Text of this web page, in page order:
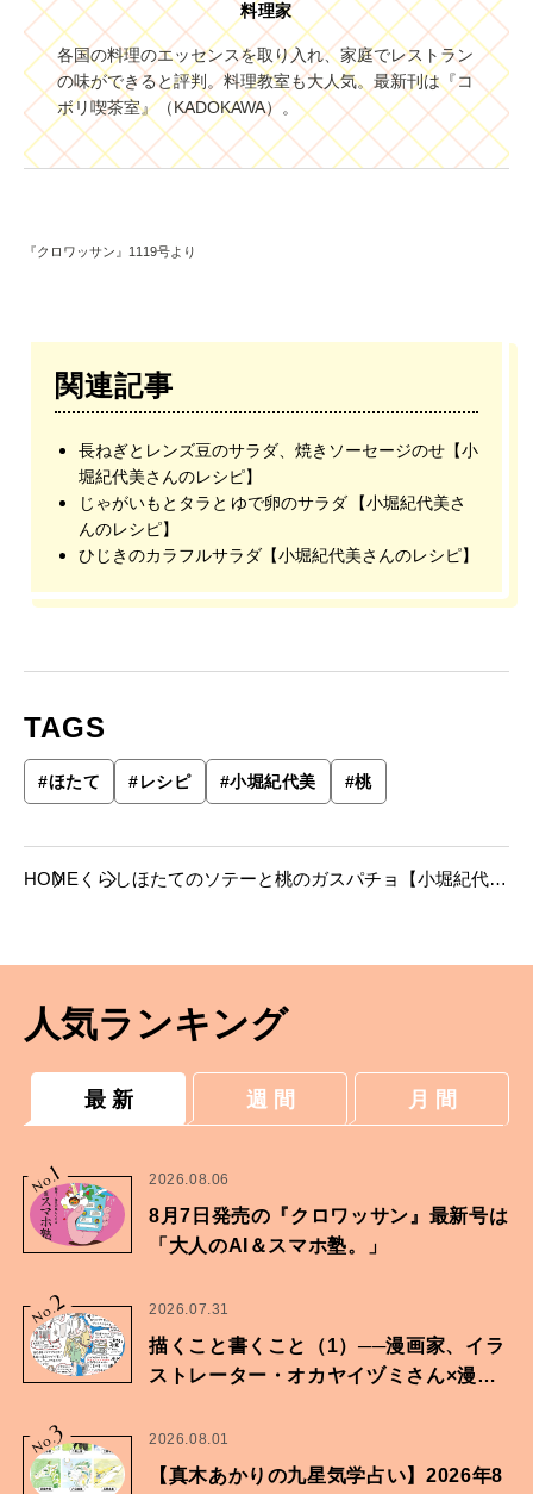
料理家
各国の料理のエッセンスを取り入れ、家庭でレストラン
の味ができると評判。料理教室も大人気。最新刊は『コ
ボリ喫茶室』（KADOKAWA）。
『クロワッサン』1119号より
関連記事
長ねぎとレンズ豆のサラダ、焼きソーセージのせ【小
堀紀代美さんのレシピ】
じゃがいもとタラと ゆで卵のサラダ 【小堀紀代美さ
んのレシピ】
ひじきのカラフルサラダ【小堀紀代美さんのレシピ】
TAGS
#ほたて #レシピ #小堀紀代美 #桃
HOME くらしほたてのソテーと桃のガスパチョ【小堀紀代美
人気ランキング
最 新 週 間 月 間
No.
1 2026.08.06
8月7日発売の『クロワッサン』最新号は
「大人のAI＆スマホ塾。」
No.2 2026.07.31
描くこと書くこと（1）──漫画家、イラ
ストレーター・オカヤイヅミさん×漫画
No.3 2026.08.01
【真木あかりの九星気学占い】2026年8